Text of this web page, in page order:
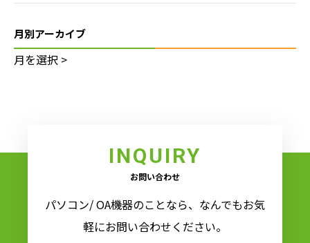
月別アーカイブ
INQUIRY
お問い合わせ
パソコン/ OA機器のことなら、なんでもお気
軽にお問い合わせください。